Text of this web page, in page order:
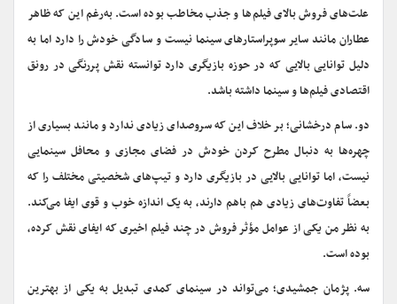
علت‌های فروش بالای فیلم‌ها و جذب مخاطب بوده است. به‌رغم این که ظاهر
عطاران مانند سایر سوپراستارهای سینما نیست و سادگی خودش را دارد اما به
دلیل توانایی بالایی که در حوزه بازیگری دارد توانسته نقش پررنگی در رونق
اقتصادی فیلم‌ها و سینما داشته باشد.
دو. سام درخشانی؛ بر خلاف این که سروصدای زیادی ندارد و مانند بسیاری از
چهره‌ها به دنبال مطرح کردن خودش در فضای مجازی و محافل سینمایی
نیست، اما توانایی بالایی در بازیگری دارد و تیپ‌های شخصیتی مختلف را که
بعضاً تفاوت‌های زیادی هم باهم دارند، به یک اندازه خوب و قوی ایفا می‌کند.
به نظر من یکی از عوامل مؤثر فروش در چند فیلم اخیری که ایفای نقش کرده،
بوده است.
سه. پژمان جمشیدی؛ می‌تواند در سینمای کمدی تبدیل به یکی از بهترین